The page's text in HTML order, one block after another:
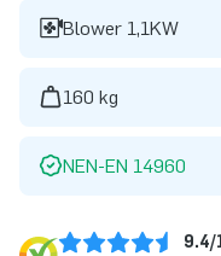
Blower 1,1KW
160 kg
NEN-EN 14960
9.4/